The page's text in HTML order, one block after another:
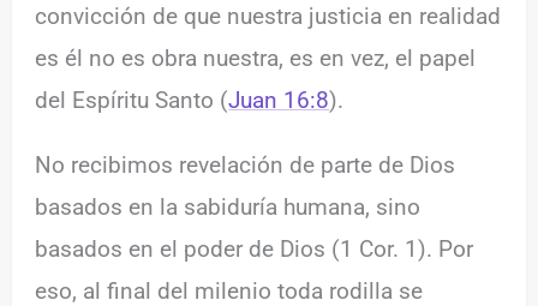
convicción de que nuestra justicia en realidad
es él no es obra nuestra, es en vez, el papel
del Espíritu Santo (Juan 16:8).
No recibimos revelación de parte de Dios
basados en la sabiduría humana, sino
basados en el poder de Dios (1 Cor. 1). Por
eso, al final del milenio toda rodilla se